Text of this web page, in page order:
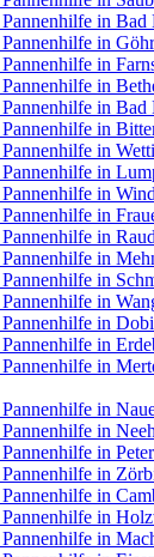
in Bad
in
in
in
in Bad
in
in
in
in
in
in
in
in
in
in
in
in
in
in
in
in
in
in
in